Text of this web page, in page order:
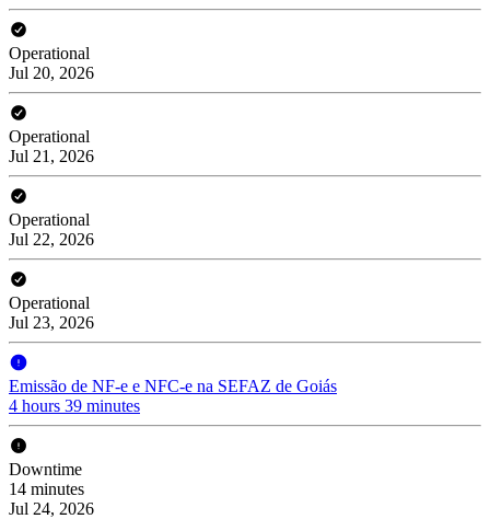
Operational
Jul 20, 2026
Operational
Jul 21, 2026
Operational
Jul 22, 2026
Operational
Jul 23, 2026
Emissão de NF-e e NFC-e na SEFAZ de Goiás
4 hours 39 minutes
Downtime
14 minutes
Jul 24, 2026